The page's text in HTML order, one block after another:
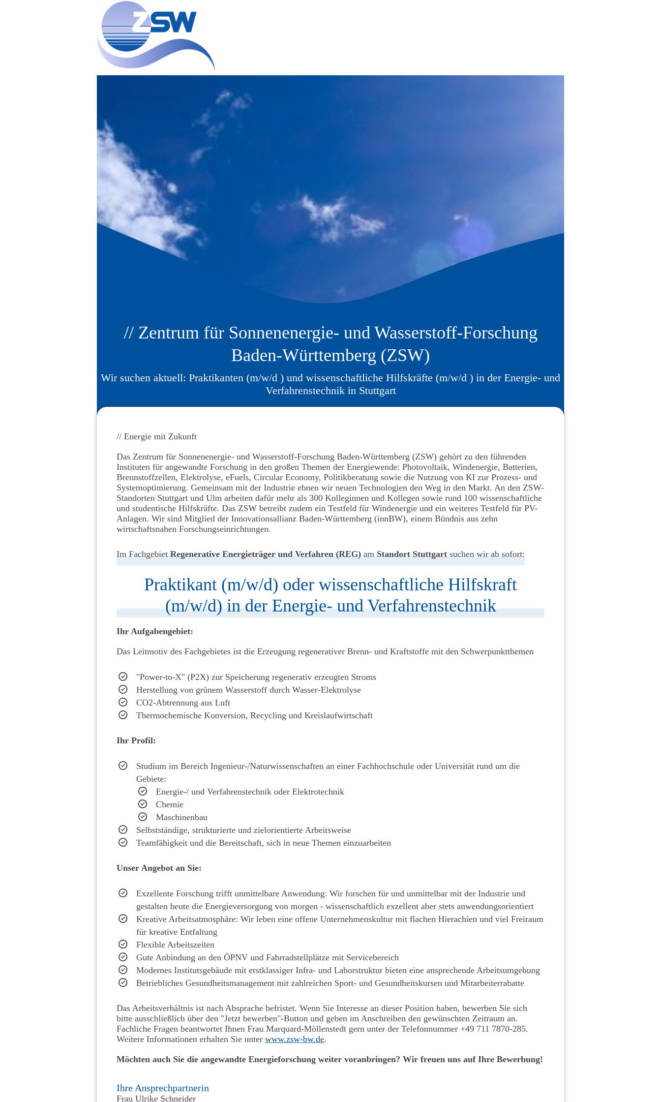
// Zentrum für Sonnenenergie- und Wasserstoff-Forschung
Baden-Württemberg (ZSW)
Wir suchen aktuell: Praktikanten (m/w/d ) und wissenschaftliche Hilfskräfte (m/w/d ) in der Energie- und
Verfahrenstechnik in Stuttgart
// Energie mit Zukunft
Das Zentrum für Sonnenenergie- und Wasserstoff-Forschung Baden-Württemberg (ZSW) gehört zu den führenden
Instituten für angewandte Forschung in den großen Themen der Energiewende: Photovoltaik, Windenergie, Batterien,
Brennstoffzellen, Elektrolyse, eFuels, Circular Economy, Politikberatung sowie die Nutzung von KI zur Prozess- und
Systemoptimierung. Gemeinsam mit der Industrie ebnen wir neuen Technologien den Weg in den Markt. An den ZSW-
Standorten Stuttgart und Ulm arbeiten dafür mehr als 300 Kolleginnen und Kollegen sowie rund 100 wissenschaftliche
und studentische Hilfskräfte. Das ZSW betreibt zudem ein Testfeld für Windenergie und ein weiteres Testfeld für PV-
Anlagen. Wir sind Mitglied der Innovationsallianz Baden-Württemberg (innBW), einem Bündnis aus zehn
wirtschaftsnahen Forschungseinrichtungen.
Im FachgebietRegenerative Energieträger und Verfahren (REG)amStandort Stuttgartsuchen wir ab sofort:
Praktikant (m/w/d) oder wissenschaftliche Hilfskraft
(m/w/d) in der Energie- und Verfahrenstechnik
Ihr Aufgabengebiet:
Das Leitmotiv des Fachgebietes ist die Erzeugung regenerativer Brenn- und Kraftstoffe mit den Schwerpunktthemen
"Power-to-X" (P2X) zur Speicherung regenerativ erzeugten Stroms
Herstellung von grünem Wasserstoff durch Wasser-Elektrolyse
CO2-Abtrennung aus Luft
Thermochemische Konversion, Recycling und Kreislaufwirtschaft
Ihr Profil:
Studium im Bereich Ingenieur-/Naturwissenschaften an einer Fachhochschule oder Universität rund um die
Gebiete:
Energie-/ und Verfahrenstechnik oder Elektrotechnik
Chemie
Maschinenbau
Selbstständige, strukturierte und zielorientierte Arbeitsweise
Teamfähigkeit und die Bereitschaft, sich in neue Themen einzuarbeiten
Unser Angebot an Sie:
Exzellente Forschung trifft unmittelbare Anwendung: Wir forschen für und unmittelbar mit der Industrie und
gestalten heute die Energieversorgung von morgen - wissenschaftlich exzellent aber stets anwendungsorientiert
Kreative Arbeitsatmosphäre: Wir leben eine offene Unternehmenskultur mit flachen Hierachien und viel Freiraum
für kreative Entfaltung
Flexible Arbeitszeiten
Gute Anbindung an den ÖPNV und Fahrradstellplätze mit Servicebereich
Modernes Institutsgebäude mit erstklassiger Infra- und Laborstruktur bieten eine ansprechende Arbeitsumgebung
Betriebliches Gesundheitsmanagement mit zahlreichen Sport- und Gesundheitskursen und Mitarbeiterrabatte
Das Arbeitsverhältnis ist nach Absprache befristet. Wenn Sie Interesse an dieser Position haben, bewerben Sie sich
bitte ausschließlich über den "Jetzt bewerben"-Button und geben im Anschreiben den gewünschten Zeitraum an.
Fachliche Fragen beantwortet Ihnen Frau Marquard-Möllenstedt gern unter der Telefonnummer +49 711 7870‐285.
Weitere Informationen erhalten Sie unter www.zsw-bw.de.
Möchten auch Sie die angewandte Energieforschung weiter voranbringen? Wir freuen uns auf Ihre Bewerbung!
Ihre Ansprechpartnerin
Frau Ulrike Schneider